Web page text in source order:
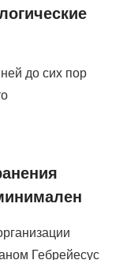
до сих пор
Гебрейесус